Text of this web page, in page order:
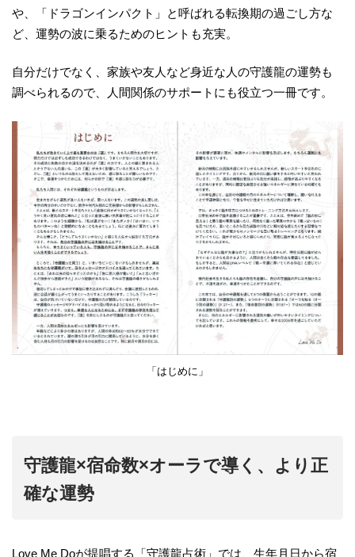
や、「ドラゴンインパクト」と呼ばれる転換期の過ごし方な
ど、運勢の波に乗るためのヒントも充実。
自分だけでなく、家族や友人など身近な人の守護龍の運勢も
調べられるので、人間関係のサポートにも役立つ一冊です。
「はじめに」
守護龍×宿命数×オーラで導く、より正
確な運勢
Love Me Doが提唱する「守護龍占術」では、生年月日から宿